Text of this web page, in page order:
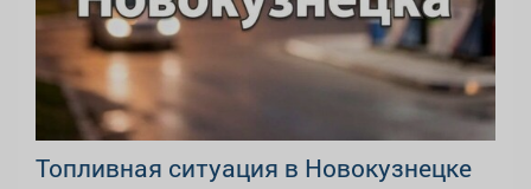
Топливная ситуация в Новокузнецке